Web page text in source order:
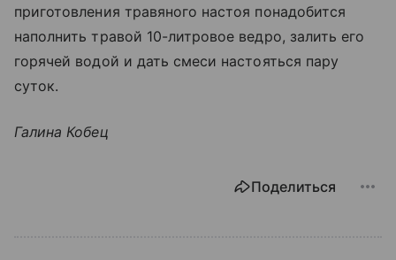
приготовления травяного настоя понадобится
наполнить травой 10-литровое ведро, залить его
горячей водой и дать смеси настояться пару
суток.
Галина Кобец
Поделиться